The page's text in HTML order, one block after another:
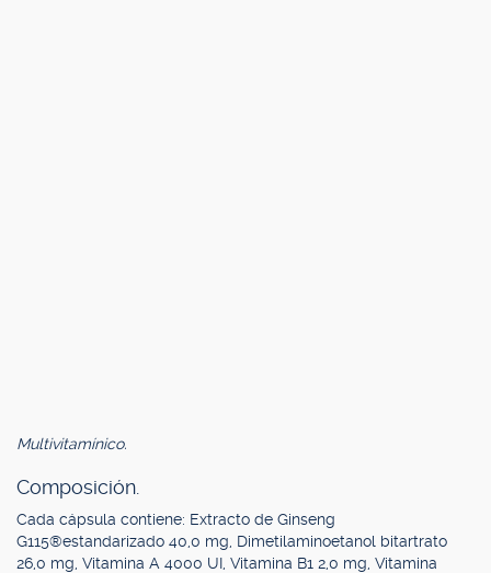
Multivitamínico.
Composición.
Cada cápsula contiene: Extracto de Ginseng
G115®estandarizado 40,0 mg, Dimetilaminoetanol bitartrato
26,0 mg, Vitamina A 4000 UI, Vitamina B1 2,0 mg, Vitamina